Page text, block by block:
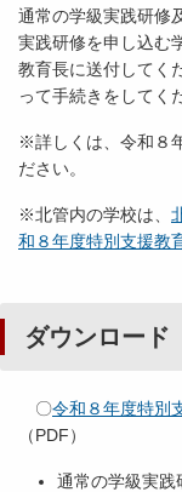
通常の学級実践研修
実践研修を申し込む
教育長に送付してく
って手続きをしてく
※詳しくは、令和８
ださい。
※北管内の学校は、
和８年度特別支援教
ダウンロード
〇令和８年度特別
（PDF）
通常の学